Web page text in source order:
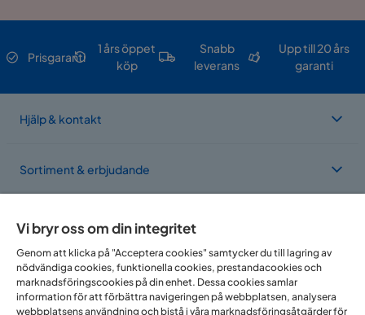
Prisgaranti
1 års öppet
köp
Snabb
leverans
Upp till 20 års
garanti
Hjälp & kontakt
Sortiment & erbjudande
Vi finns i flera länder
Vi bryr oss om din integritet
Genom att klicka på "Acceptera cookies" samtycker du till lagring av
nödvändiga cookies, funktionella cookies, prestandacookies och
marknadsföringscookies på din enhet. Dessa cookies samlar
information för att förbättra navigeringen på webbplatsen, analysera
webbplatsens användning och bistå i våra marknadsföringsåtgärder för